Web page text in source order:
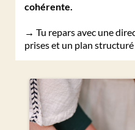
cohérente.
→ Tu repars avec une
prises et un plan